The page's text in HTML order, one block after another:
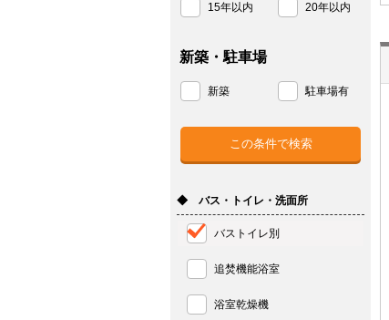
15年以内 20年以内
新築・駐車場
新築 駐車場有
◆ バス・トイレ・洗面所
バストイレ別
追焚機能浴室
浴室乾燥機